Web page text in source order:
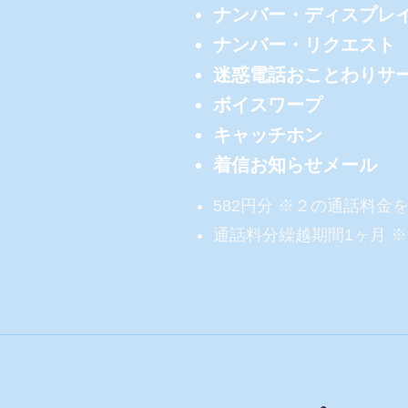
ナンバー・ディスプレ
ナンバー・リクエスト
迷惑電話おことわりサ
ボイスワープ
キャッチホン
​着信お知らせメール
582円分 ※２の通話料金を
通話料分繰越期間1ヶ月 ※